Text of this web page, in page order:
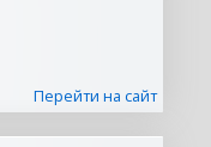
Перейти на сайт